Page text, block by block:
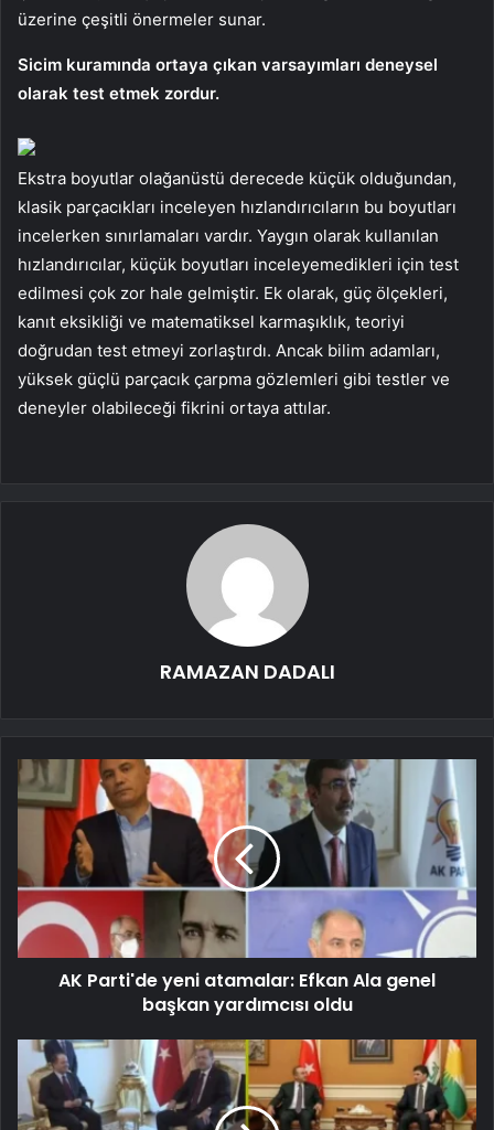
üzerine çeşitli önermeler sunar.
Sicim kuramında ortaya çıkan varsayımları deneysel
olarak test etmek zordur.
Ekstra boyutlar olağanüstü derecede küçük olduğundan,
klasik parçacıkları inceleyen hızlandırıcıların bu boyutları
incelerken sınırlamaları vardır. Yaygın olarak kullanılan
hızlandırıcılar, küçük boyutları inceleyemedikleri için test
edilmesi çok zor hale gelmiştir. Ek olarak, güç ölçekleri,
kanıt eksikliği ve matematiksel karmaşıklık, teoriyi
doğrudan test etmeyi zorlaştırdı. Ancak bilim adamları,
yüksek güçlü parçacık çarpma gözlemleri gibi testler ve
deneyler olabileceği fikrini ortaya attılar.
RAMAZAN DADALI
AK Parti'de yeni atamalar: Efkan Ala genel
başkan yardımcısı oldu